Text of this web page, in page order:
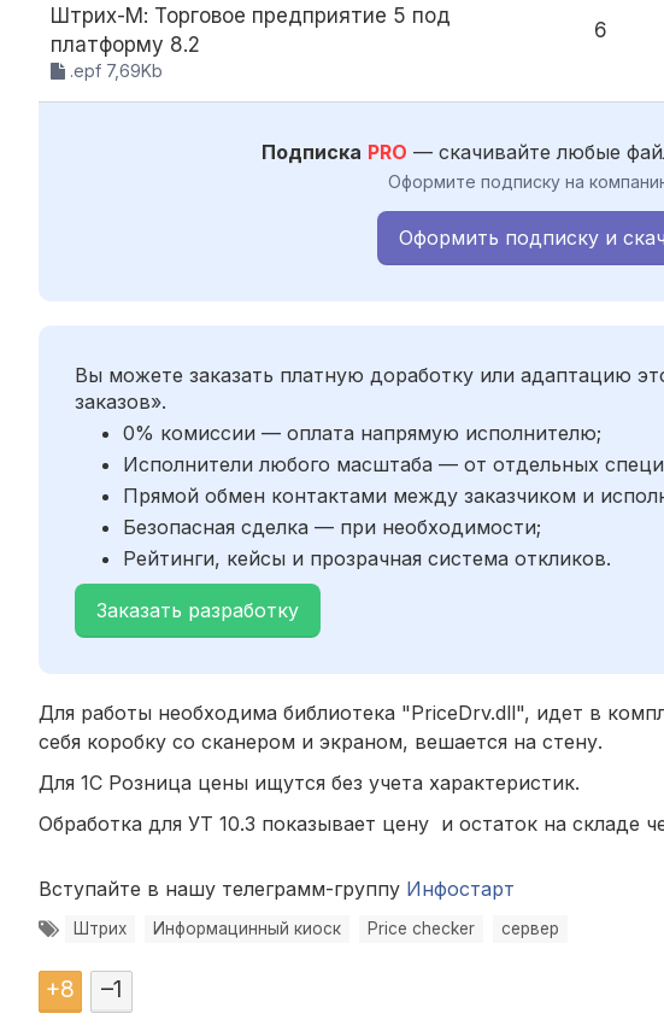
Штрих-М: Торговое предприятие 5 под
платформу 8.2
.epf 7,69Kb
6
Подписка PRO — скачивайте любые
Оформите подписку на
Оформить подписку и
Вы можете заказать платную доработку или адаптацию
заказов».
0% комиссии — оплата напрямую исполнителю;
Исполнители любого масштаба — от отдельных
Прямой обмен контактами между заказчиком и
Безопасная сделка — при необходимости;
Рейтинги, кейсы и прозрачная система откликов.
Заказать разработку
Для работы необходима библиотека "PriceDrv.dll", идет в
себя коробку со сканером и экраном, вешается на стену.
Для 1С Розница цены ищутся без учета характеристик.
Обработка для УТ 10.3 показывает цену и остаток на складе
Вступайте в нашу телеграмм-группу Инфостарт
Штрих Информацинный киоск Price checker сервер
+8 –1